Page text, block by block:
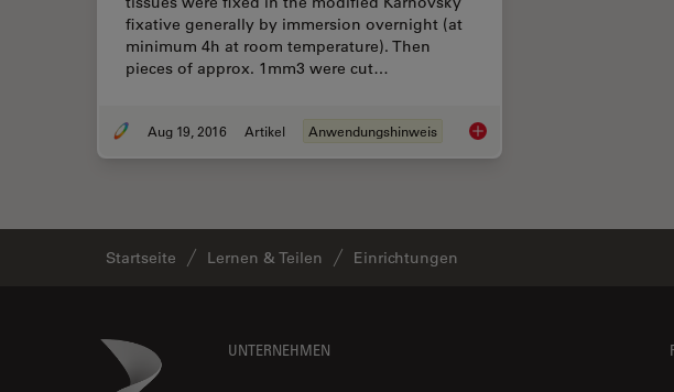
fixative generally by immersion overnight (at
minimum 4h at room temperature). Then
pieces of approx. 1mm3 were cut…
Aug 19, 2016 Artikel Anwendungshinweis Epoxy Resin Embedding of
Startseite Lernen & Teilen Einrichtungen
Danaher Logo UNTERNEHMEN